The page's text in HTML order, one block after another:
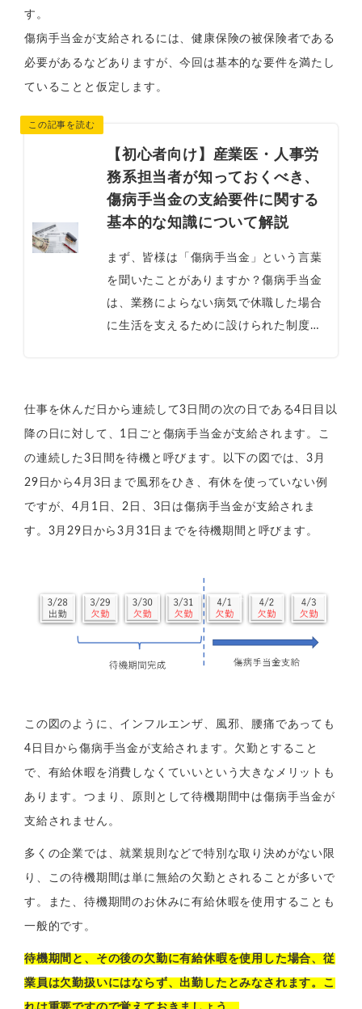
す。
傷病手当金が支給されるには、健康保険の被保険者である
必要があるなどありますが、今回は基本的な要件を満たし
ていることと仮定します。
【初心者向け】産業医・人事労
務系担当者が知っておくべき、
傷病手当金の支給要件に関する
基本的な知識について解説
まず、皆様は「傷病手当金」という言葉
を聞いたことがありますか？傷病手当金
は、業務によらない病気で休職した場合
に生活を支えるために設けられた制度で
仕事を休んだ日から連続して3日間の次の日である4日目以
降の日に対して、1日ごと傷病手当金が支給されます。こ
の連続した3日間を待機と呼びます。以下の図では、3月
29日から4月3日まで風邪をひき、有休を使っていない例
ですが、4月1日、2日、3日は傷病手当金が支給されま
す。3月29日から3月31日までを待機期間と呼びます。
この図のように、インフルエンザ、風邪、腰痛であっても
4日目から傷病手当金が支給されます。欠勤とすること
で、有給休暇を消費しなくていいという大きなメリットも
あります。つまり、原則として待機期間中は傷病手当金が
支給されません。
多くの企業では、就業規則などで特別な取り決めがない限
り、この待機期間は単に無給の欠勤とされることが多いで
す。また、待機期間のお休みに有給休暇を使用することも
一般的です。
待機期間と、その後の欠勤に有給休暇を使用した場合、従
業員は欠勤扱いにはならず、出勤したとみなされます。こ